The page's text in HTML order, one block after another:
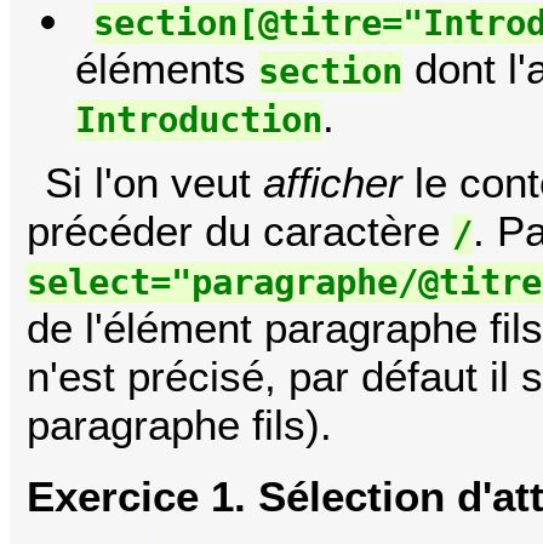
éléments section dont
Introduction.
Si l'on veut afficherle
précéder du caractère /.
select="paragraphe/
de l'élément paragraphe
n'est précisé, par défaut il
paragraphe fils).
Exercice 1. Sélection